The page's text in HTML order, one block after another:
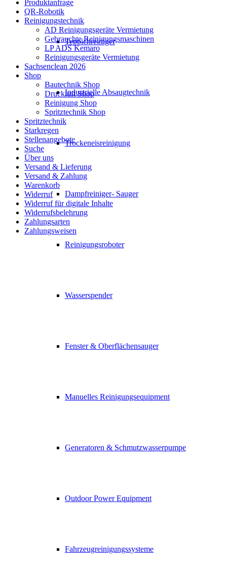
Teppichreiniger
Industrielle Absaugtechnik
Trockeneisreinigung
Dampfreiniger- Sauger
Reinigungsroboter
Wasserspender
Fenster & Oberflächensauger
Manuelles Reinigungsequipment
Generatoren & Schmutzwasserpumpe
Outdoor Power Equipment
Fahrzeugreinigungssysteme
Produktanfrage
QR-Robotik
Reinigungstechnik
AD Reinigungsgeräte Vermietung
Gebrauchte Reinigungsmaschinen
LP ADS Kemaro
Reinigungsgeräte Vermietung
Sachsenclean 2026
Shop
Bautechnik Shop
Druckluft Shop
Reinigung Shop
Spritztechnik Shop
Spritztechnik
Starkregen
Stellenangebote
Suche
Über uns
Versand & Lieferung
Versand & Zahlung
Warenkorb
Widerruf
Widerruf für digitale Inhalte
Widerrufsbelehrung
Zahlungsarten
Zahlungsweisen